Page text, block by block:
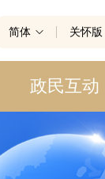
简体 关怀版
政民互动